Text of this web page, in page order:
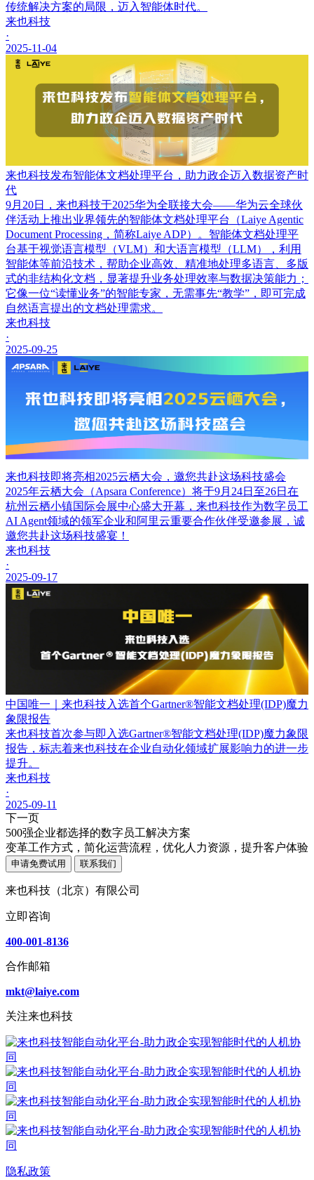
传统解决方案的局限，迈入智能体时代。
来也科技
·
2025-11-04
来也科技发布智能体文档处理平台，助力政企迈入数据资产时
代
9月20日，来也科技于2025华为全联接大会——华为云全球伙
伴活动上推出业界领先的智能体文档处理平台（Laiye Agentic
Document Processing，简称Laiye ADP）。智能体文档处理平
台基于视觉语言模型（VLM）和大语言模型（LLM），利用
智能体等前沿技术，帮助企业高效、精准地处理多语言、多版
式的非结构化文档，显著提升业务处理效率与数据决策能力；
它像一位“读懂业务”的智能专家，无需事先“教学”，即可完成
自然语言提出的文档处理需求。
来也科技
·
2025-09-25
来也科技即将亮相2025云栖大会，邀您共赴这场科技盛会
2025年云栖大会（Apsara Conference）将于9月24日至26日在
杭州云栖小镇国际会展中心盛大开幕，来也科技作为数字员工
AI Agent领域的领军企业和阿里云重要合作伙伴受邀参展，诚
邀您共赴这场科技盛宴！
来也科技
·
2025-09-17
中国唯一｜来也科技入选首个Gartner®智能文档处理(IDP)魔力
象限报告
来也科技首次参与即入选Gartner®智能文档处理(IDP)魔力象限
报告，标志着来也科技在企业自动化领域扩展影响力的进一步
提升。
来也科技
·
2025-09-11
下一页
500强企业都选择的数字员工解决方案
变革工作方式，简化运营流程，优化人力资源，提升客户体验
申请免费试用 联系我们
来也科技（北京）有限公司
立即咨询
400-001-8136
合作邮箱
mkt@laiye.com
关注来也科技
隐私政策